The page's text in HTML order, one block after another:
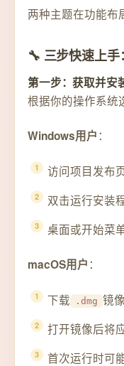
两种主题在功能布
🔧 三步快速上
第一步：获取并安
根据你的操作系统
Windows用户：
访问项目发布
双击运行安装
桌面或开始菜
macOS用户：
下载 .dmg 镜
打开镜像后将
首次运行时可